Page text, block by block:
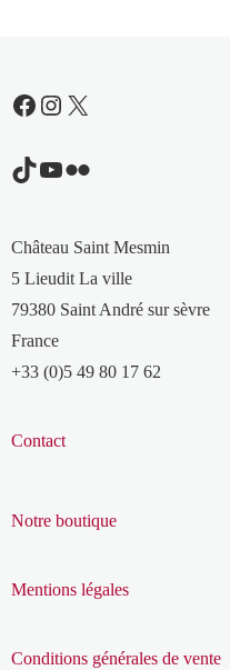
Facebook
Instagram
X
TikTok
YouTube
Flickr
Château Saint Mesmin
5 Lieudit La ville
79380 Saint André sur sèvre
France
+33 (0)5 49 80 17 62
Contact
Notre boutique
Mentions légales
Conditions générales de vente